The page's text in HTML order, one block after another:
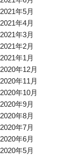
2021年5月
2021年4月
2021年3月
2021年2月
2021年1月
2020年12月
2020年11月
2020年10月
2020年9月
2020年8月
2020年7月
2020年6月
2020年5月